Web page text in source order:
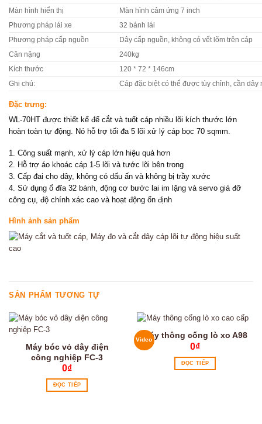
Màn hình hiển thị Màn hình cảm ứng 7 inch
Phương pháp lái xe 32 bánh lái
Phương pháp cấp nguồn Dây cấp nguồn, không có vết lõm trên cáp
Cân nặng 240kg
Kích thước 120 * 72 * 146cm
Ghi chú: Cáp đặc biệt có thể được tùy chỉnh, cần dây
Đặc trưng:
WL-70HT được thiết kế để cắt và tuốt cáp nhiều lõi kích thước lớn
hoàn toàn tự động. Nó hỗ trợ tối đa 5 lõi xử lý cáp bọc 70 sqmm.
1. Công suất mạnh, xử lý cáp lớn hiệu quả hơn
2. Hỗ trợ áo khoác cáp 1-5 lõi và tước lõi bên trong
3. Cấp đai cho dây, không có dấu ấn và không bị trầy xước
4. Sử dụng ổ đĩa 32 bánh, động cơ bước lai im lặng và servo giá đỡ
công cụ, độ chính xác cao và hoạt động ổn định
Hình ảnh sản phẩm
SẢN PHẨM TƯƠNG TỰ
Máy bóc vỏ dây điện
công nghiệp FC-3
0₫
ĐỌC TIẾP
VideoMáy thông cống lò xo A98
0₫
ĐỌC TIẾP